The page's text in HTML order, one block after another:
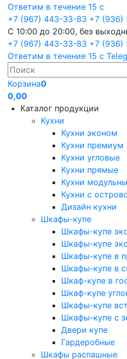
Ответим в течение 15 с
+7 (967) 443-33-83 +7 (936)
С 10:00 до 20:00, без
+7 (967) 443-33-83 +7 (936)
Ответим в течение 15 с
Корзина0
0,00
Каталог продукции
Кухни
Кухни эконом
Кухни премиум
Кухни угловые
Кухни прямые
Кухни
Кухни с
Дизайн кухни
Шкафы-купе
Шкафы-купе
Шкафы-купе
Шкафы-купе в
Шкафы-купе в
Шкаф-купе в
Шкаф-купе
Шкафы-купе
Шкафы-купе с
Двери купе
Гардеробные
Шкафы распашные